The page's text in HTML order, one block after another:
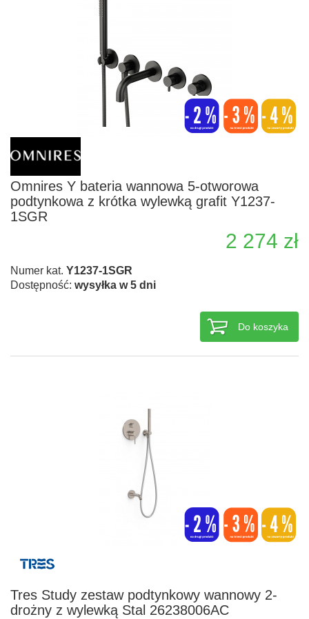
Omnires Y bateria wannowa 5-otworowa
podtynkowa z krótka wylewką grafit Y1237-
1SGR
2 274 zł
Numer kat. Y1237-1SGR
Dostępność: wysyłka w 5 dni
Do koszyka
Tres Study zestaw podtynkowy wannowy 2-
drożny z wylewką Stal 26238006AC